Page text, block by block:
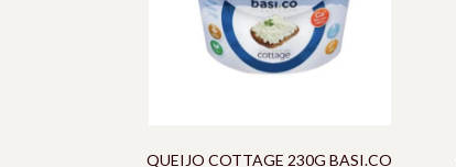
QUEIJO COTTAGE 230G BASI.CO